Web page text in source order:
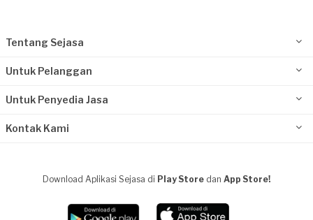
Tentang Sejasa
Untuk Pelanggan
Untuk Penyedia Jasa
Kontak Kami
Download Aplikasi Sejasa di Play Store dan App Store!